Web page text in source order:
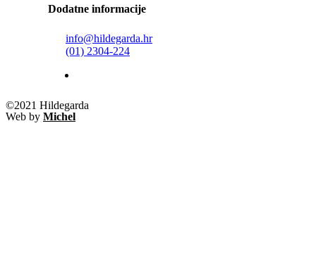
Dodatne informacije
info@hildegarda.hr
(01) 2304-224
©2021 Hildegarda
Web by Michel